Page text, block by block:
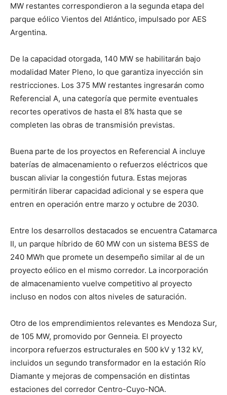
MW restantes correspondieron a la segunda etapa del
parque eólico Vientos del Atlántico, impulsado por AES
Argentina.
De la capacidad otorgada, 140 MW se habilitarán bajo
modalidad Mater Pleno, lo que garantiza inyección sin
restricciones. Los 375 MW restantes ingresarán como
Referencial A, una categoría que permite eventuales
recortes operativos de hasta el 8% hasta que se
completen las obras de transmisión previstas.
Buena parte de los proyectos en Referencial A incluye
baterías de almacenamiento o refuerzos eléctricos que
buscan aliviar la congestión futura. Estas mejoras
permitirán liberar capacidad adicional y se espera que
entren en operación entre marzo y octubre de 2030.
Entre los desarrollos destacados se encuentra Catamarca
II, un parque híbrido de 60 MW con un sistema BESS de
240 MWh que promete un desempeño similar al de un
proyecto eólico en el mismo corredor. La incorporación
de almacenamiento vuelve competitivo al proyecto
incluso en nodos con altos niveles de saturación.
Otro de los emprendimientos relevantes es Mendoza Sur,
de 105 MW, promovido por Genneia. El proyecto
incorpora refuerzos estructurales en 500 kV y 132 kV,
incluidos un segundo transformador en la estación Río
Diamante y mejoras de compensación en distintas
estaciones del corredor Centro-Cuyo-NOA.